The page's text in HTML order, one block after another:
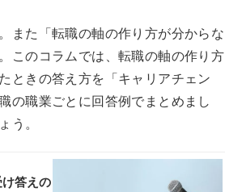
また「転職の軸の作り方が分からな
このコラムでは、転職の軸の作り方
ときの答え方を「キャリアチェン
の職業ごとに回答例でまとめまし
う。
答えの